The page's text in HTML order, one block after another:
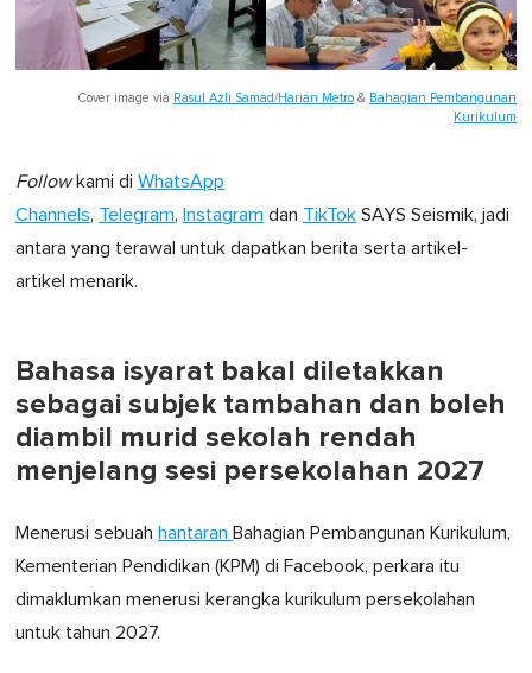
Cover image via Rasul Azli Samad/Harian Metro & Bahagian Pembangunan
Kurikulum
Followkami di WhatsApp
Channels, Telegram, Instagram dan TikTok SAYS Seismik, jadi
antara yang terawal untuk dapatkan berita serta artikel-
artikel menarik.
Bahasa isyarat bakal diletakkan
sebagai subjek tambahan dan boleh
diambil murid sekolah rendah
menjelang sesi persekolahan 2027
Menerusi sebuah hantaran Bahagian Pembangunan Kurikulum,
Kementerian Pendidikan (KPM) di Facebook, perkara itu
dimaklumkan menerusi kerangka kurikulum persekolahan
untuk tahun 2027.